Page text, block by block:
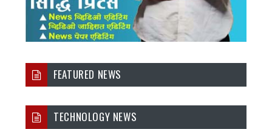
FEATURED NEWS
TECHNOLOGY NEWS